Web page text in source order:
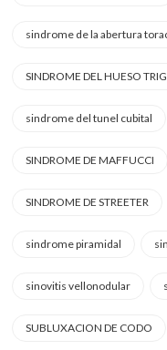
sindrome de la abertura
SINDROME DEL HUESO
sindrome del tunel cubital
SINDROME DE MAFFUCCI
SINDROME DE STREETER
sindrome piramidal
sinovitis vellonodular
SUBLUXACION DE CODO